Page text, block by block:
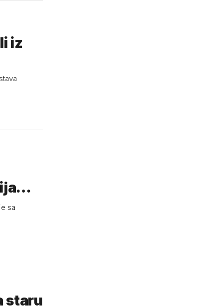
iz
sa
staru